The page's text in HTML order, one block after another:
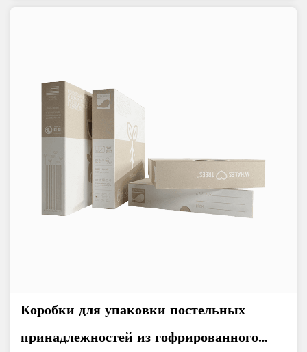
Коробки для упаковки постельных
принадлежностей из гофрированного